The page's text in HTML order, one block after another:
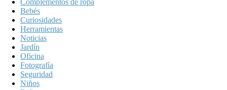
Bebés
Curiosidades
Herramientas
Noticias
Jardín
Oficina
Fotografía
Seguridad
Niños